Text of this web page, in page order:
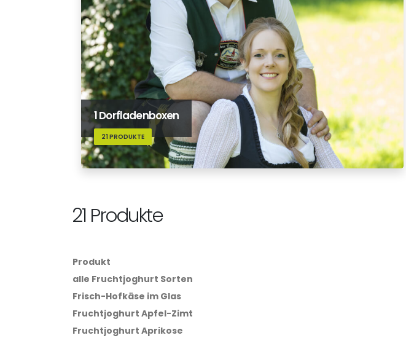
1 Dorfladenboxen
21 PRODUKTE
21 Produkte
Produkt
alle Fruchtjoghurt Sorten
Frisch-Hofkäse im Glas
Fruchtjoghurt Apfel-Zimt
Fruchtjoghurt Aprikose